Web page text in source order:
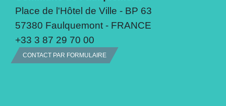
Place de l'Hôtel de Ville - BP 63
57380 Faulquemont - FRANCE
+33 3 87 29 70 00
CONTACT PAR FORMULAIRE